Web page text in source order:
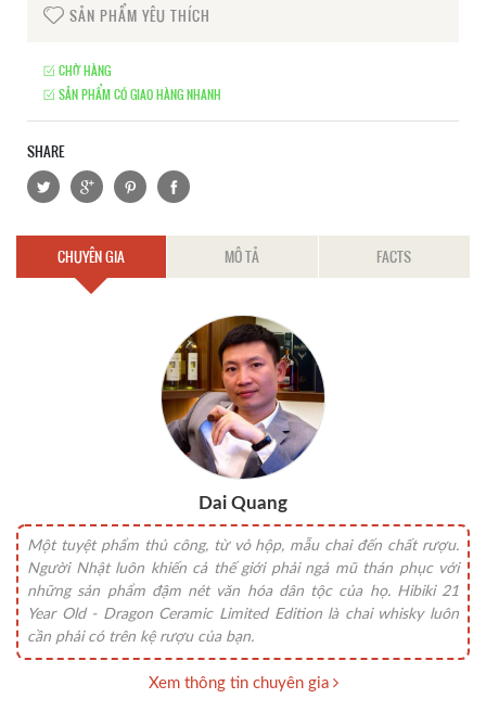
SẢN PHẨM YÊU THÍCH
CHỜ HÀNG
SẢN PHẨM CÓ GIAO HÀNG NHANH
SHARE
CHUYÊN GIA MÔ TẢ FACTS
Dai Quang
Một tuyệt phẩm thủ công, từ vỏ hộp, mẫu chai đến chất rượu.
Người Nhật luôn khiến cả thế giới phải ngả mũ thán phục với
những sản phẩm đậm nét văn hóa dân tộc của họ. Hibiki 21
Year Old - Dragon Ceramic Limited Edition là chai whisky luôn
cần phải có trên kệ rượu của bạn.
Xem thông tin chuyên gia